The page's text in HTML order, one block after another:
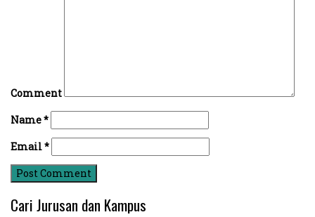
Comment
Name*
Email*
Cari Jurusan dan Kampus